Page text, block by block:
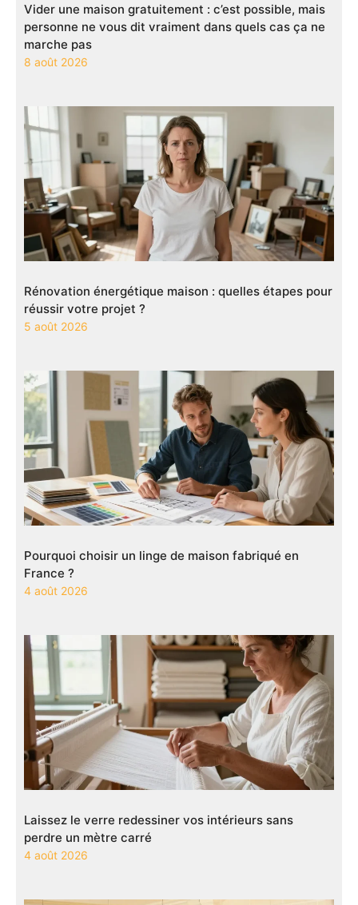
Vider une maison gratuitement : c’est possible, mais
personne ne vous dit vraiment dans quels cas ça ne
marche pas
8 août 2026
Rénovation énergétique maison : quelles étapes pour
réussir votre projet ?
5 août 2026
Pourquoi choisir un linge de maison fabriqué en
France ?
4 août 2026
Laissez le verre redessiner vos intérieurs sans
perdre un mètre carré
4 août 2026